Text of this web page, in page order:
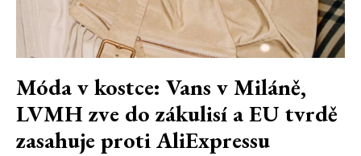
Móda v kostce: Vans v Miláně,
LVMH zve do zákulisí a EU tvrdě
zasahuje proti AliExpressu